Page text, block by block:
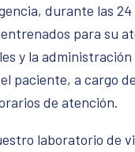
durante las
para su
y la administración
paciente, a cargo
de atención.
laboratorio de